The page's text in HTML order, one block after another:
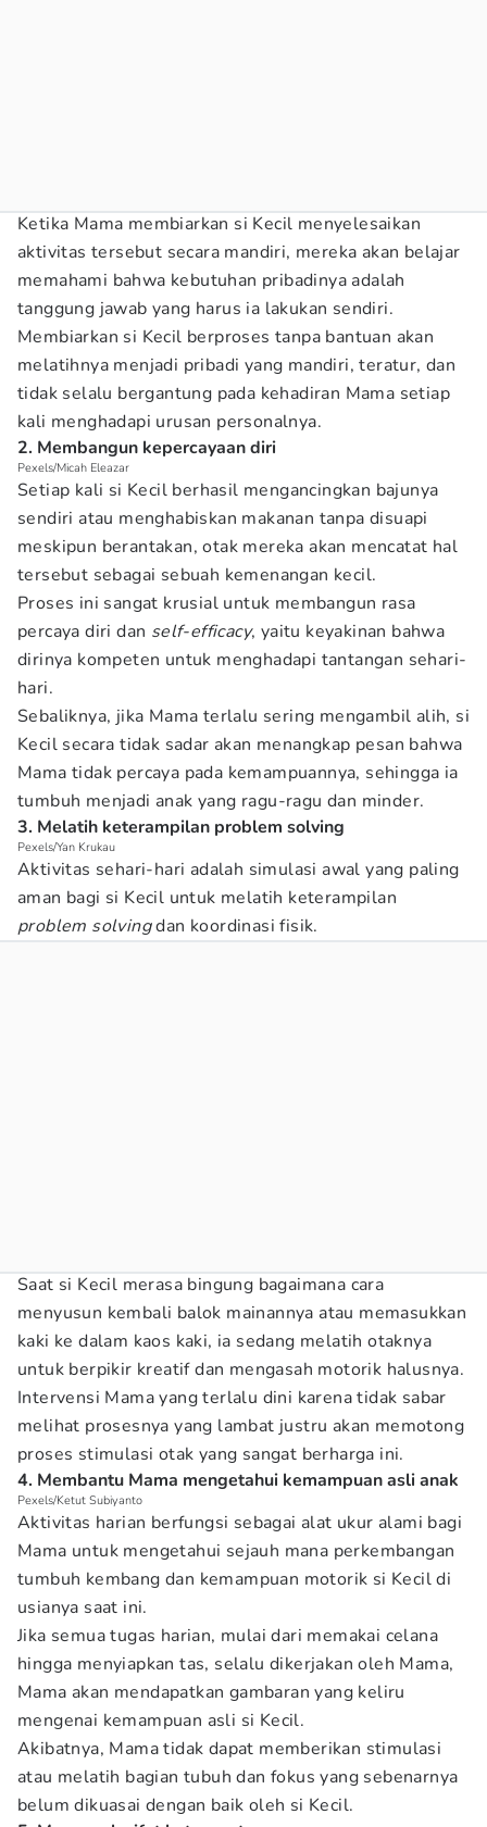
Ketika Mama membiarkan si Kecil menyelesaikan
aktivitas tersebut secara mandiri, mereka akan belajar
memahami bahwa kebutuhan pribadinya adalah
tanggung jawab yang harus ia lakukan sendiri.
Membiarkan si Kecil berproses tanpa bantuan akan
melatihnya menjadi pribadi yang mandiri, teratur, dan
tidak selalu bergantung pada kehadiran Mama setiap
kali menghadapi urusan personalnya.
2. Membangun kepercayaan diri
Pexels/Micah Eleazar
Setiap kali si Kecil berhasil mengancingkan bajunya
sendiri atau menghabiskan makanan tanpa disuapi
meskipun berantakan, otak mereka akan mencatat hal
tersebut sebagai sebuah kemenangan kecil.
Proses ini sangat krusial untuk membangun rasa
percaya diri dan self-efficacy, yaitu keyakinan bahwa
dirinya kompeten untuk menghadapi tantangan sehari-
hari.
Sebaliknya, jika Mama terlalu sering mengambil alih, si
Kecil secara tidak sadar akan menangkap pesan bahwa
Mama tidak percaya pada kemampuannya, sehingga ia
tumbuh menjadi anak yang ragu-ragu dan minder.
3. Melatih keterampilan problem solving
Pexels/Yan Krukau
Aktivitas sehari-hari adalah simulasi awal yang paling
aman bagi si Kecil untuk melatih keterampilan
problem solvingdan koordinasi fisik.
Saat si Kecil merasa bingung bagaimana cara
menyusun kembali balok mainannya atau memasukkan
kaki ke dalam kaos kaki, ia sedang melatih otaknya
untuk berpikir kreatif dan mengasah motorik halusnya.
Intervensi Mama yang terlalu dini karena tidak sabar
melihat prosesnya yang lambat justru akan memotong
proses stimulasi otak yang sangat berharga ini.
4. Membantu Mama mengetahui kemampuan asli anak
Pexels/Ketut Subiyanto
Aktivitas harian berfungsi sebagai alat ukur alami bagi
Mama untuk mengetahui sejauh mana perkembangan
tumbuh kembang dan kemampuan motorik si Kecil di
usianya saat ini.
Jika semua tugas harian, mulai dari memakai celana
hingga menyiapkan tas, selalu dikerjakan oleh Mama,
Mama akan mendapatkan gambaran yang keliru
mengenai kemampuan asli si Kecil.
Akibatnya, Mama tidak dapat memberikan stimulasi
atau melatih bagian tubuh dan fokus yang sebenarnya
belum dikuasai dengan baik oleh si Kecil.